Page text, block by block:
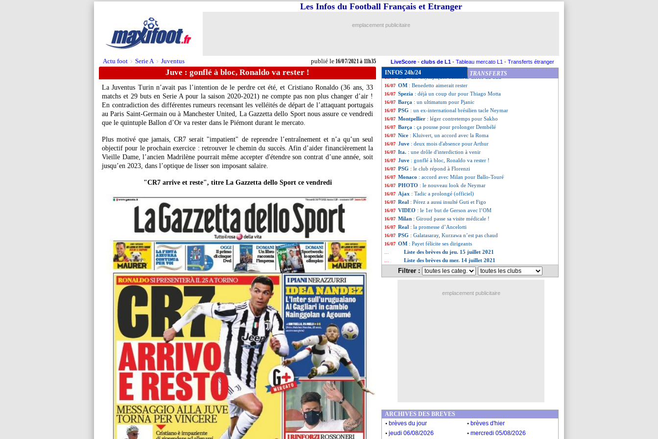
Actu foot > Serie A > Juventus publié le16/07/2021 à 11h35
Les Infos du Football Français et Etranger
emplacement publicitaire
LiveScore - clubs de L1 - Tableau mercato L1 - Transferts étranger
Juve : gonflé à bloc, Ronaldo va rester !
La Juventus Turin n’avait pas l’intention de le perdre cet été, et Cristiano Ronaldo (36 ans, 33
matchs et 29 buts en Serie A pour la saison 2020-2021) ne compte pas non plus changer d’air !
En contradiction des différentes rumeurs recensant les velléités de départ de l’attaquant portugais
au Paris Saint-Germain ou à Manchester United, La Gazzetta dello Sport nous assure ce vendredi
que le quintuple Ballon d’Or va rester dans le Piémont durant le mercato.
Plus motivé que jamais, CR7 serait "impatient" de reprendre l’entraînement et n’a qu’un seul
objectif pour le prochain exercice : retrouver le chemin du succès. Afin d’aider financièrement la
Vieille Dame, l’ancien Madrilène pourrait même accepter d'étendre son contrat d’une année, soit
jusqu’en 2023, dans l’optique de lisser son imposant salaire.
"CR7 arrive et reste", titre La Gazzetta dello Sport ce vendredi
INFOS 24h/24 TRANSFERTS
16/07 Chelsea: Arsenal se lance pour Abraham !
16/07 Atletico : le Barça préfère récupérer Félix
16/07 Bayern
16/07 Man Utd : West Ham veut garder Lingard
16/07 Juve: une réunion pour Locatelli
: les Olympiques battent la Corée du Sud
16/07 OM : Benedetto aimerait rester
16/07 Spezia : déjà un coup dur pour Thiago Motta
16/07 Barça : un ultimatum pour Pjanic
16/07 PSG : un ex-international brésilien tacle Neymar
16/07 Montpellier : léger contretemps pour Sakho
16/07 Barça : ça pousse pour prolonger Dembélé
16/07 Nice : Kluivert, un accord avec la Roma
16/07 Juve : deux mois d'absence pour Arthur
16/07 Ita. : une drôle d'interdiction à venir
16/07 Juve : gonflé à bloc, Ronaldo va rester !
16/07 PSG : le club répond à Florenzi
16/07 Monaco : accord avec Milan pour Ballo-Touré
16/07 PHOTO : le nouveau look de Neymar
16/07 Ajax : Tadic a prolongé (officiel)
16/07 Real : Pérez a aussi insulté Guti et Figo
16/07 VIDEO : le 1er but de Gerson avec l’OM
16/07 Milan : Giroud passe sa visite médicale !
16/07 Real : la promesse d’Ancelotti
16/07 PSG : Galatasaray, Kurzawa n’est pas chaud
16/07 OM : Payet félicite ses dirigeants
Liste des brèves du jeu. 15 juillet 2021
Liste des brèves du mer. 14 juillet 2021
Filtrer :
emplacement publicitaire
ARCHIVES DES BREVES
. brèves du jour . brèves d'hier
. jeudi 06/08/2026 . mercredi 05/08/2026